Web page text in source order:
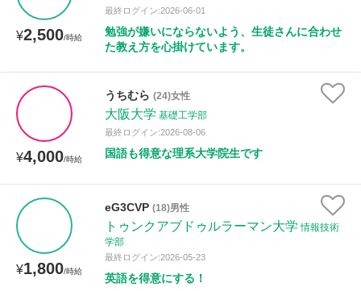
¥2,500/時給
最終ログイン:2026-06-01
勉強が嫌いにならないよう、生徒さんに合わせ
た教え方を心掛けています。
¥4,000/時給
うちむら (24)女性
大阪大学 基礎工学部
最終ログイン:2026-08-06
国語も得意な理系大学院生です
¥1,800/時給
eG3CVP (18)男性
トゥンクアブドゥルラーマン大学 情報技術
学部
最終ログイン:2026-05-23
英語を得意にする！